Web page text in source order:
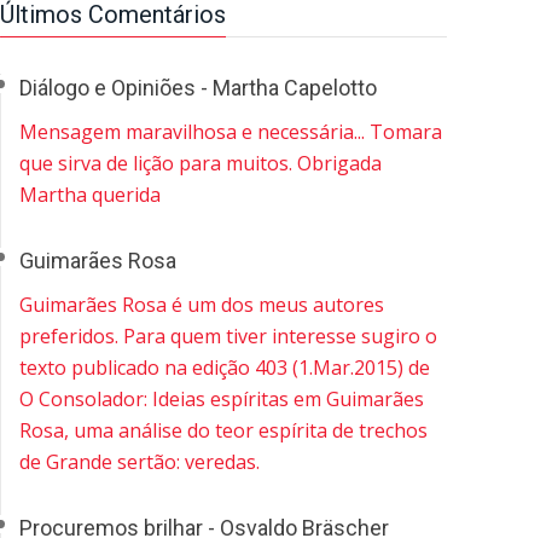
Últimos Comentários
Diálogo e Opiniões - Martha Capelotto
Mensagem maravilhosa e necessária... Tomara
que sirva de lição para muitos. Obrigada
Martha querida
Guimarães Rosa
Guimarães Rosa é um dos meus autores
preferidos. Para quem tiver interesse sugiro o
texto publicado na edição 403 (1.Mar.2015) de
O Consolador: Ideias espíritas em Guimarães
Rosa, uma análise do teor espírita de trechos
de Grande sertão: veredas.
Procuremos brilhar - Osvaldo Bräscher